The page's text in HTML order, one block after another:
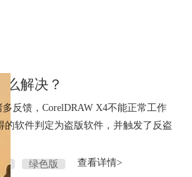
么解决？
反馈，CorelDRAW X4不能正常工作
软件判定为盗版软件，并触发了反盗
绿色版
查看详情>